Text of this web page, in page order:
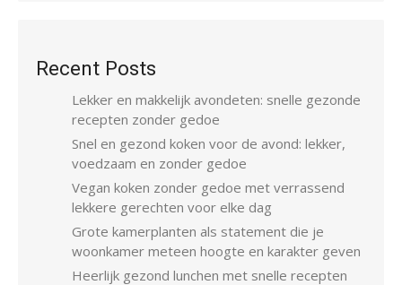
Recent Posts
Lekker en makkelijk avondeten: snelle gezonde
recepten zonder gedoe
Snel en gezond koken voor de avond: lekker,
voedzaam en zonder gedoe
Vegan koken zonder gedoe met verrassend
lekkere gerechten voor elke dag
Grote kamerplanten als statement die je
woonkamer meteen hoogte en karakter geven
Heerlijk gezond lunchen met snelle recepten